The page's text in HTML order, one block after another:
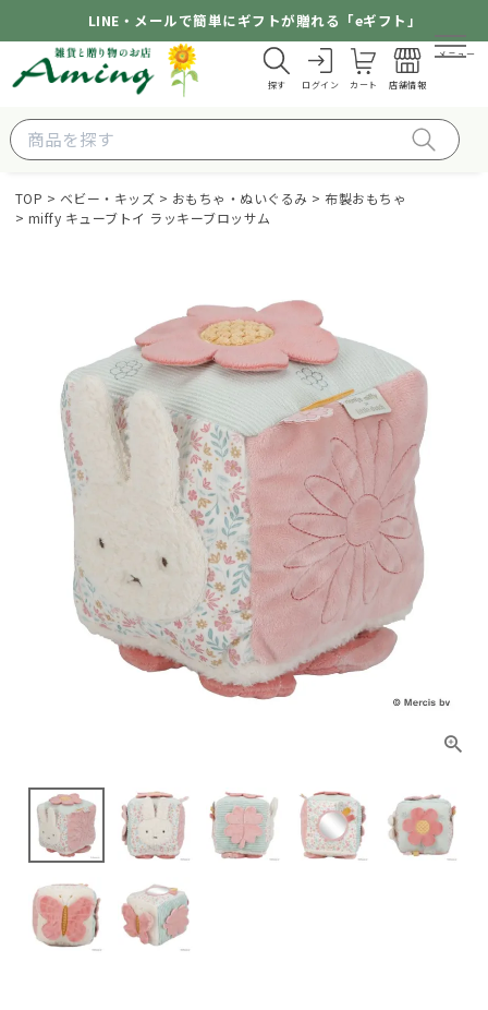
LINE・メールで簡単にギフトが贈れる「eギフト」
探す ログイン カート 店舗情報
メニュー
TOP ベビー・キッズ おもちゃ・ぬいぐるみ
布製おもちゃ
miffy キューブトイ ラッキーブロッサム